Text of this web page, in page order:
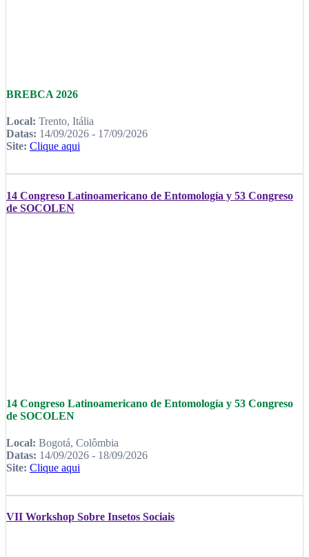
BREBCA 2026
Local: Trento, Itália
Datas: 14/09/2026 - 17/09/2026
Site: Clique aqui
14 Congreso Latinoamericano de Entomología y 53 Congreso
de SOCOLEN
14 Congreso Latinoamericano de Entomología y 53 Congreso
de SOCOLEN
Local: Bogotá, Colômbia
Datas: 14/09/2026 - 18/09/2026
Site: Clique aqui
VII Workshop Sobre Insetos Sociais